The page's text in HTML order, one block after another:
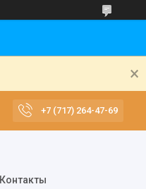
+7 (717) 264-47-69
Контакты